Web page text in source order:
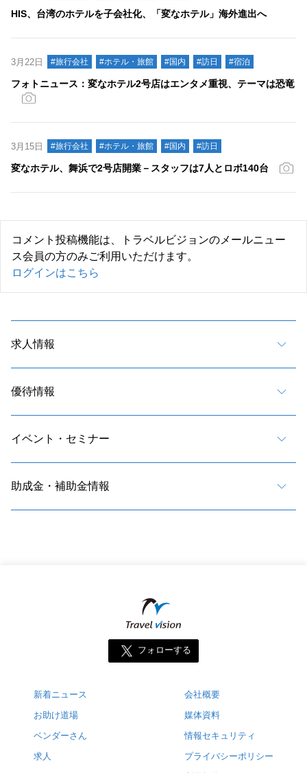
HIS、台湾のホテルを子会社化、「変なホテル」海外進出へ
3月22日 #旅行会社 #ホテル・旅館 #国内 #訪日 #宿泊
フォトニュース：変なホテル2号店はエンタメ重視、テーマは恐竜
3月15日 #旅行会社 #ホテル・旅館 #国内 #訪日
変なホテル、舞浜で2号店開業－スタッフは7人とロボ140台
コメント投稿機能は、トラベルビジョンのメールニュー
ス会員の方のみご利用いただけます。
ログインはこちら
求人情報
優待情報
イベント・セミナー
助成金・補助金情報
フォローする
新着ニュース
お助け道場
ベンダーさん
求人
会社概要
媒体資料
情報セキュリティ
プライバシーポリシー